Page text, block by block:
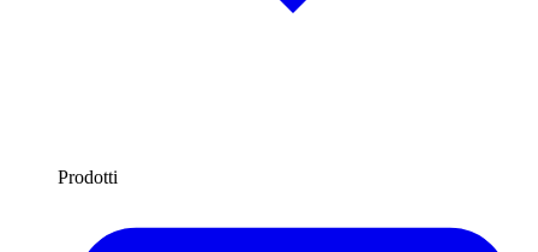
Prodotti